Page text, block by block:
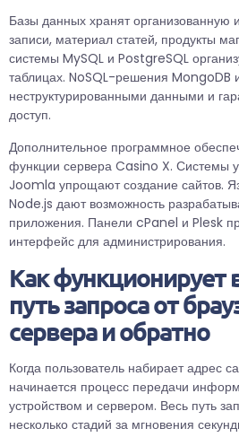
Базы данных хранят
записи, материал статей, продукты
системы MySQL и PostgreSQL
таблицах. NoSQL-решения MongoDB
неструктурированными данными и
доступ.
Дополнительное программное
функции сервера Casino X. Системы
Joomla упрощают создание сайтов.
Node.js дают возможность
приложения. Панели cPanel и Plesk
интерфейс для администрирования.
Как функционирует
путь запроса от
сервера и обратно
Когда пользователь набирает адрес
начинается процесс передачи
устройством и сервером. Весь путь
несколько стадий за мгновения